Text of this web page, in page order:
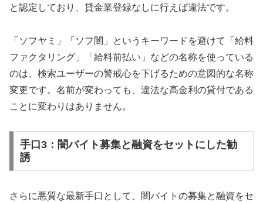
と認定しており、貸金業登録なしに行えば違法です。
「ソフヤミ」「ソフ闇」というキーワードを避けて「給料
ファクタリング」「給料前払い」などの名称を使っている
のは、検索ユーザーの警戒心を下げるための意図的な名称
変更です。名前が変わっても、違法な高金利の貸付である
ことに変わりはありません。
手口3：闇バイト募集と融資をセットにした勧
誘
さらに悪質な最新手口として、闇バイトの募集と融資をセ